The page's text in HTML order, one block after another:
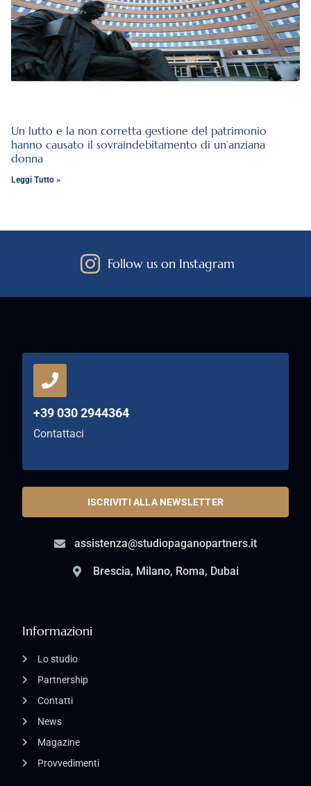
Un lutto e la non corretta gestione del patrimonio
hanno causato il sovraindebitamento di un’anziana
donna
Leggi Tutto »
Follow us on Instagram
Informazioni
Lo studio
Partnership
Contatti
News
Magazine
Provvedimenti
+39 030 2944364
Contattaci
ISCRIVITI ALLA NEWSLETTER
assistenza@studiopaganopartners.it
Brescia, Milano, Roma, Dubai